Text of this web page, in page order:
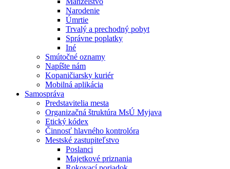
Narodenie
Úmrtie
Trvalý a prechodný pobyt
Správne poplatky
Iné
Smútočné oznamy
Napíšte nám
Kopaničiarsky kuriér
Mobilná aplikácia
Samospráva
Predstavitelia mesta
Organizačná štruktúra MsÚ Myjava
Etický kódex
Činnosť hlavného kontrolóra
Mestské zastupiteľstvo
Poslanci
Majetkové priznania